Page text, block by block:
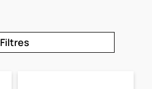
Filtres